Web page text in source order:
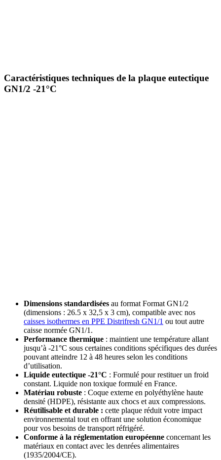
Caractéristiques techniques de la plaque eutectique
GN1/2 -21°C
Dimensions standardisées au format Format GN1/2
(dimensions : 26.5 x 32,5 x 3 cm), compatible avec nos
caisses isothermes en PPE Distrifresh GN1/1 ou tout autre
caisse normée GN1/1.
Performance thermique : maintient une température allant
jusqu’à -21°C sous certaines conditions spécifiques des durées
pouvant atteindre 12 à 48 heures selon les conditions
d’utilisation.
Liquide eutectique -21°C : Formulé pour restituer un froid
constant. Liquide non toxique formulé en France.
Matériau robuste : Coque externe en polyéthylène haute
densité (HDPE), résistante aux chocs et aux compressions.
Réutilisable et durable : cette plaque réduit votre impact
environnemental tout en offrant une solution économique
pour vos besoins de transport réfrigéré.
Conforme à la réglementation européenne concernant les
matériaux en contact avec les denrées alimentaires
(1935/2004/CE).